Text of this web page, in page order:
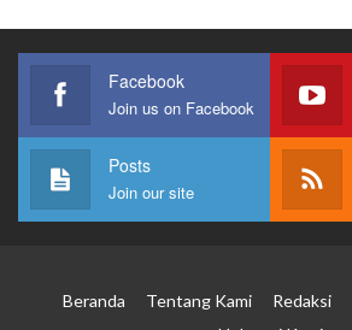
Facebook
Join us on Facebook
Posts
Join our site
Beranda Tentang Kami Redaksi